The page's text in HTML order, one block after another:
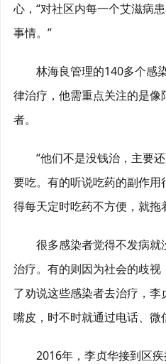
心，“对社区内每一个艾滋病
事情。”
林海良管理的140多个感
律治疗，他需重点关注的是
者。
“他们不是没钱治，主要还
要吃。有的听说吃药的副作
得每天定时吃药不方便，就拖
很多感染者觉得不发病就
治疗。有的则因为社会的歧
了劝说这些感染者去治疗，
嘴皮，时不时就通过电话、微
2016年，李贞华接到区疾